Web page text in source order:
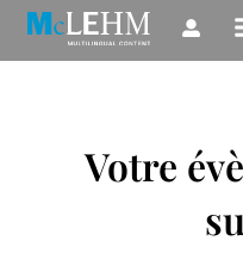
Aller
Votre